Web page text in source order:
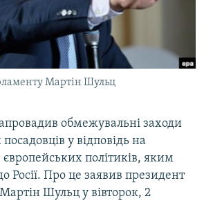
КРИМУ
Мартін Шульц
обмежувальні заходи
у відповідь на
політиків, яким
Росії. Про це заявив президент
Шульц у вівторок, 2